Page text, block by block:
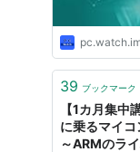
39 ブックマーク
【1カ月集中
に乗るマイ
～ARMのラ